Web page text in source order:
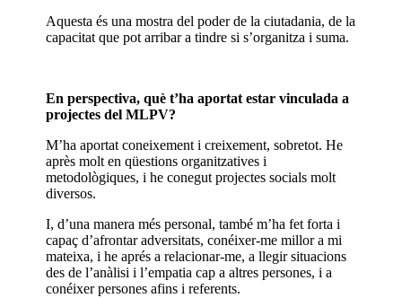
Aquesta és una mostra del poder de la ciutadania, de la
capacitat que pot arribar a tindre si s’organitza i suma.
En perspectiva, què t’ha aportat estar vinculada a
projectes del MLPV?
M’ha aportat coneixement i creixement, sobretot. He
après molt en qüestions organitzatives i
metodològiques, i he conegut projectes socials molt
diversos.
I, d’una manera més personal, també m’ha fet forta i
capaç d’afrontar adversitats, conéixer-me millor a mi
mateixa, i he aprés a relacionar-me, a llegir situacions
des de l’anàlisi i l’empatia cap a altres persones, i a
conéixer persones afins i referents.